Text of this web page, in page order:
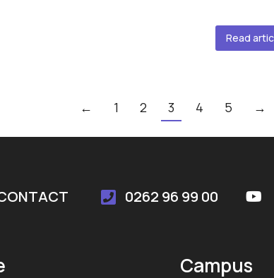
Read
← 1 2 3 4 5 →
0262 96 99 00
Campus